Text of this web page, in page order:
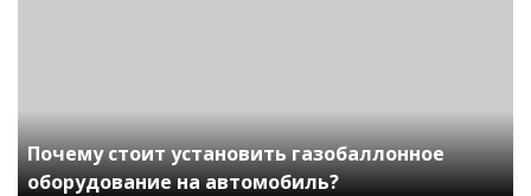
Почему стоит установить газобаллонное
оборудование на автомобиль?